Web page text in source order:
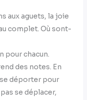
aux aguets, la joie
complet. Où sont-
pour chacun.
des notes. En
se déporter pour
se déplacer,